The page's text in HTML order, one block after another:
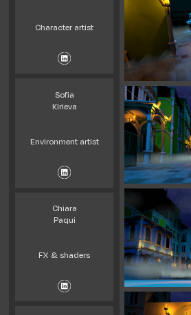
Character artist
Sofia
Kirieva
Environment artist
Chiara
Paqui
FX & shaders